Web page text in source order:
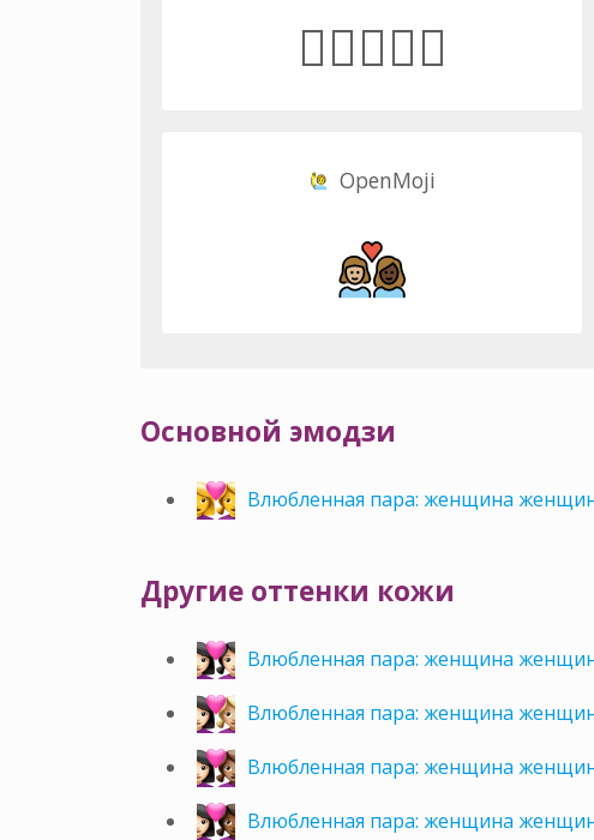
👩🏼‍❤️‍👩🏿
OpenMoji
Основной эмодзи
Влюбленная пара: женщина
Другие оттенки кожи
Влюбленная пара: женщина
Влюбленная пара: женщина
Влюбленная пара: женщина
Влюбленная пара: женщина